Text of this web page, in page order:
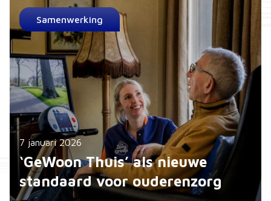
Samenwerking
7 januari 2026
‘GeWoon Thuis’ als nieuwe
standaard voor ouderenzorg